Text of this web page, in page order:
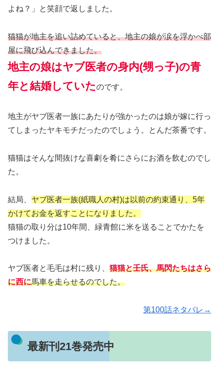
よね？」と笑顔で返しました。
猫猫が地主を追い詰めていると、地主の娘が涙を浮かべ部
屋に飛び込んできました。
地主の娘はヤブ医者の身内(甥っ子)の青
年と結婚していたのです。
地主がヤブ医者一族にあたりが強かったのは娘が嫁に行っ
てしまったヤキモチだったのでしょう。とんだ茶番です。
猫猫はそんな間抜けな喜劇を肴にさらにお酒を飲むのでし
た。
結局、 ヤブ医者一族(紙職人の村)は以前の約束通り、5年
かけてお金を返すことになりました。
猫猫の取り分は10年間、緑青館に米を送ることでかたを
つけました。
ヤブ医者と毛毛は村に残り、 猫猫と壬氏、馬閃たちはさら
に西に馬車を走らせるのでした。
第100話ネタバレ→
最新刊21巻発売中